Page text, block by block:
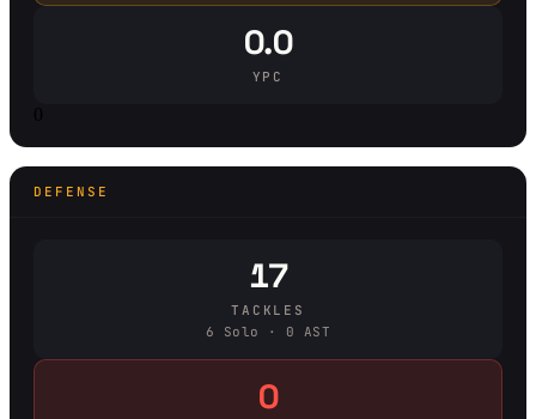
0.0
YPC
0
DEFENSE
17
TACKLES
6 Solo · 0 AST
0